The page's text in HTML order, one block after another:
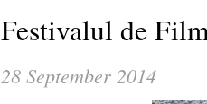
Festivalul de
28 September 2014